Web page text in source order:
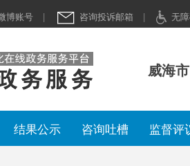
博账号 | 咨询投诉邮箱 | 无
威海
结果公示 咨询吐槽 监督